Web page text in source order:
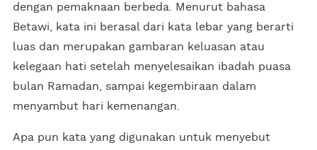
dengan pemaknaan berbeda. Menurut bahasa
Betawi, kata ini berasal dari kata lebar yang berarti
luas dan merupakan gambaran keluasan atau
kelegaan hati setelah menyelesaikan ibadah puasa
bulan Ramadan, sampai kegembiraan dalam
menyambut hari kemenangan.
Apa pun kata yang digunakan untuk menyebut